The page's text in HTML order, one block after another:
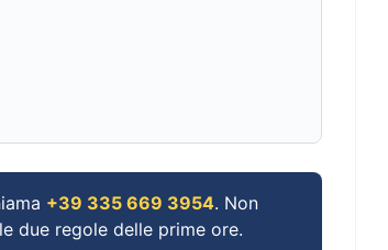
+39 335 669 3954. Non
due regole delle prime ore.